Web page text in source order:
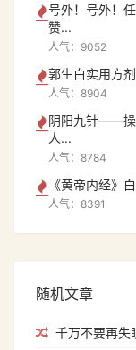
号外！号外！
赞...
人气：9052
郭生白实用方
人气：8904
阴阳九针——操
人...
人气：8784
《黄帝内经》
人气：8391
随机文章
千万不要再